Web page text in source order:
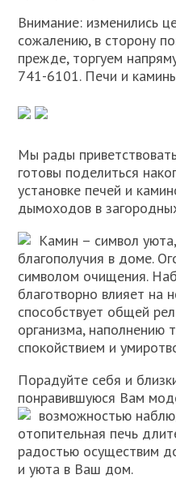
Внимание: изменились
сожалению, в сторону
прежде, торгуем
741-6101. Печи и
Мы рады
готовы поделиться
установке печей и
дымоходов в
Камин – символ
благополучия в доме.
символом очищения.
благотворно влияет на
способствует общей
организма, наполнению
спокойствием и
Порадуйте себя и
понравившуюся Вам
возможностью
отопительная печь
радостью осуществим
и уюта в Ваш дом.